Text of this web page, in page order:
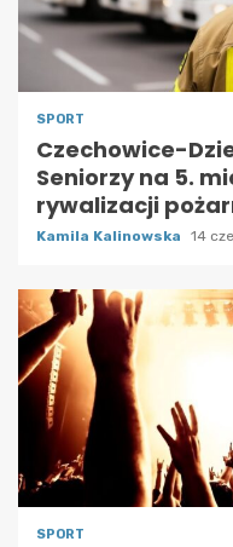
SPORT
Czechowice-
Seniorzy na 5.
rywalizacji
Kamila Kalinowska 14
SPORT